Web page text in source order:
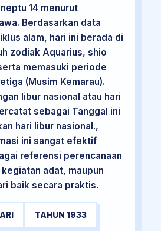
14 menurut
Berdasarkan data
alam, hari ini berada di
zodiak Aquarius, shio
memasuki periode
(Musim Kemarau).
libur nasional atau hari
sebagai Tanggal ini
hari libur nasional.,
ini sangat efektif
referensi perencanaan
adat, maupun
baik secara praktis.
TAHUN 1933